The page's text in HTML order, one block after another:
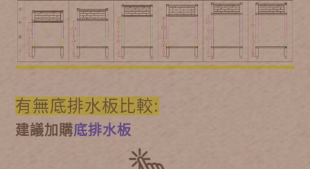
有無底排水板比較:
建議加購底排水板